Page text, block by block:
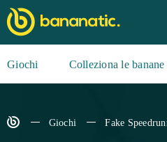
Giochi Colleziona le banane
Giochi Fake